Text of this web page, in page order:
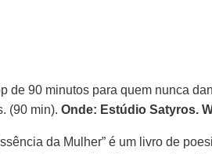
90 minutos para quem nunca
(90 min). Onde: Estúdio Satyros.
da Mulher” é um livro de